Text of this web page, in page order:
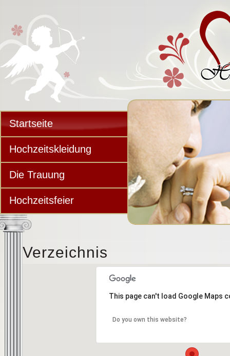
Startseite
Hochzeitskleidung
Die Trauung
Hochzeitsfeier
Verzeichnis
This page can't load Google Maps
Do you own this website?